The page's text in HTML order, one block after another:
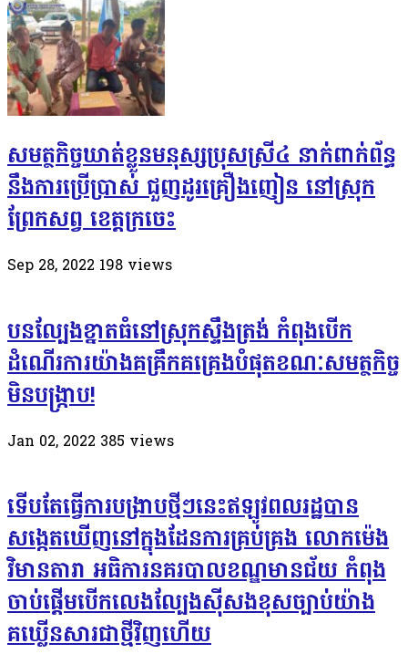
សមត្ថកិច្ចឃាត់ខ្លួនមនុស្សប្រុសស្រី៤ នាក់ពាក់ព័ន្ធ
នឹងការប្រើប្រាស់ ជួញដូរគ្រឿងញៀន នៅស្រុក
ព្រែកសព្វ ខេត្តក្រចេះ
Sep 28, 2022 198 views
បនល្បែងខ្នាតធំនៅស្រុកស្ទឹងត្រង់ កំពុងបើក
ដំណើរការយ៉ាងគគ្រឹកគគ្រេងបំផុតខណៈសមត្ថកិច្ច
មិនបង្ក្រាប!
Jan 02, 2022 385 views
ទើបតែធ្វើការបង្រាបថ្មីៗនេះឥឡូវពលរដ្ឋបាន
សង្កេតឃើញនៅក្នុងដែនការគ្រប់គ្រង លោកម៉េង
វិមានតារា អធិការនគរបាលខណ្ឌមានជ័យ កំពុង
ចាប់ផ្ដើមបើកលេងល្បែងសុីសងខុសច្បាប់យ៉ាង
គឃ្លើនសារជាថ្មីវិញហើយ